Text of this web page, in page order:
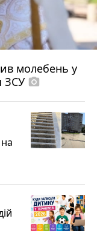
молебень у
ЗСУ photo_camera